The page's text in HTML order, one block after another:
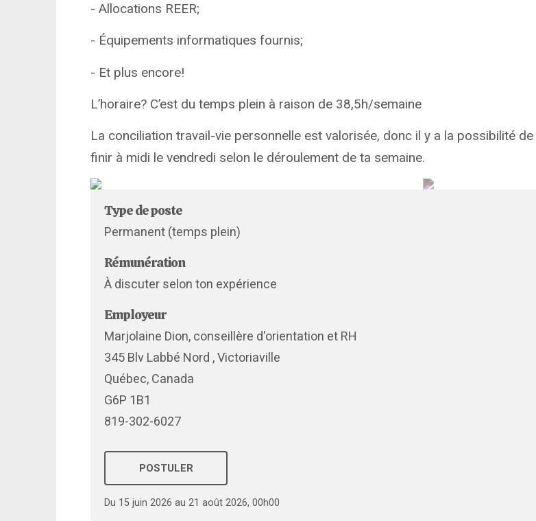
- Allocations REER;
- Équipements informatiques fournis;
- Et plus encore!
L’horaire? C’est du temps plein à raison de 38,5h/semaine
La conciliation travail-vie personnelle est valorisée, donc il y a la possibilité de
finir à midi le vendredi selon le déroulement de ta semaine.
Type de poste
Permanent (temps plein)
Rémunération
À discuter selon ton expérience
Employeur
Marjolaine Dion, conseillère d'orientation et RH
345 Blv Labbé Nord , Victoriaville
Québec, Canada
G6P 1B1
819-302-6027
POSTULER
Du 15 juin 2026 au 21 août 2026, 00h00